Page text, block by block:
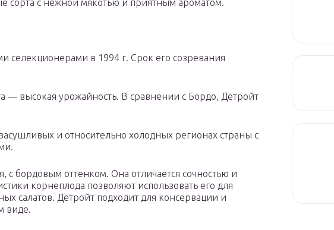
сорта с нежной мякотью и приятным ароматом.
селекционерами в 1994 г. Срок его созревания
— высокая урожайность. В сравнении с Бордо, Детройт
и относительно холодных регионах страны с
с бордовым оттенком. Она отличается сочностью и
корнеплода позволяют использовать его для
салатов. Детройт подходит для консервации и
виде.